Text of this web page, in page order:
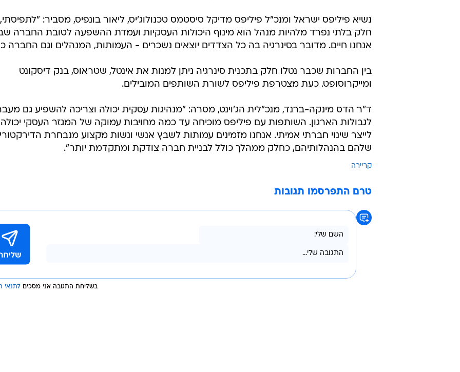
נשיא פיליפס ישראל ומנכ"ל פיליפס מדיקל סיסטמס טכנולוג'יס, ליאור בונפיס, מסביר: "לתפיסתי,
חלק בלתי נפרד מלהיות מנהל הוא מינוף היכולות העסקיות ועמדת ההשפעה לטובת החברה
אנחנו חיים. מדובר בסינרגיה בה כל הצדדים יוצאים נשכרים - העמותות, המנהלים וגם החברה
בין החברות שכבר נטלו חלק בתכנית סינרגיה ניתן למנות את אינטל, שטראוס, בנק דיסקונט
ומייקרוסופט. כעת מצטרפת פיליפס לשורת השותפים המובילים.
ד"ר הדס מינקה-ברנד, מנכ"לית הג'וינט, מסרה: "מנהיגות עסקית יכולה וצריכה להשפיע גם
לגבולות הארגון. השותפות עם פיליפס מוכיחה עד כמה מחויבות עמוקה של המגזר העסקי יכולה
לייצר שינוי חברתי אמיתי. אנחנו מזמינים עמותות לשבץ אנשי ונשות מקצוע מנבחרת
שלהם בהנהלותיהם, כחלק ממהלך כולל לבניית חברה צודקת ומתקדמת יותר".
קריירה
טרם התפרסמו תגובות
בשליחת התגובה אני מסכים לתנאי